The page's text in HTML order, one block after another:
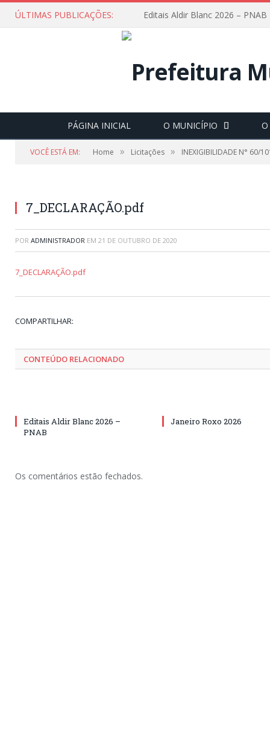
ÚLTIMAS PUBLICAÇÕES: Editais Aldir Blanc 2026 – PNAB
PÁGINA INICIAL O MUNICÍPIO O
VOCÊ ESTÁ EM: Home » Licitações » INEXIGIBILIDADE N°
7_DECLARAÇÃO.pdf
POR ADMINISTRADOR EM 21 DE OUTUBRO DE 2020
7_DECLARAÇÃO.pdf
COMPARTILHAR:
CONTEÚDO RELACIONADO
Editais Aldir Blanc 2026 –
PNAB
Janeiro Roxo 2026
Os comentários estão fechados.